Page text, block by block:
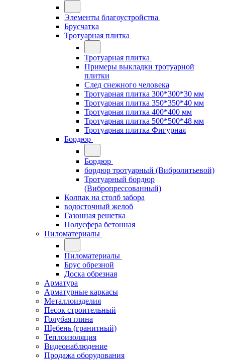
Элементы благоустройства
Брусчатка
Тротуарная плитка
Тротуарная плитка
Примеры выкладки тротуарной
плитки
След снежного человека
Тротуарная плитка 300*300*30 мм
Тротуарная плитка 350*350*40 мм
Тротуарная плитка 400*400 мм
Тротуарная плитка 500*500*48 мм
Тротуарная плитка Фигурная
Бордюр
Бордюр
бордюр тротуарный (Вибролитьевой)
Тротуарный бордюр
(Вибропрессованный)
Колпак на столб забора
водосточный желоб
Газонная решетка
Полусфера бетонная
Пиломатериалы
Пиломатериалы
Брус обрезной
Доска обрезная
Арматура
Арматурные каркасы
Металлоизделия
Песок строительный
Голубая глина
Щебень (гранитный)
Теплоизоляция
Видеонаблюдение
Продажа оборудования